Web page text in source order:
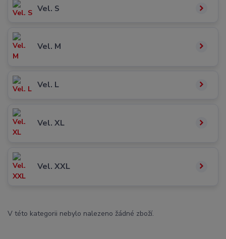
Vel. S
Vel. M
Vel. L
Vel. XL
Vel. XXL
V této kategorii nebylo nalezeno žádné zboží.